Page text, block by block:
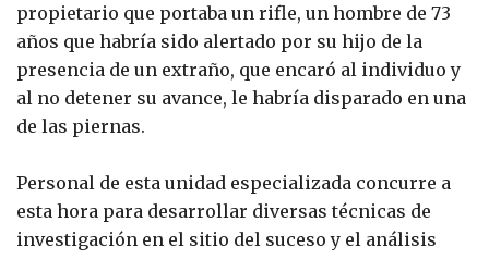
propietario que portaba un rifle, un hombre de 73
años que habría sido alertado por su hijo de la
presencia de un extraño, que encaró al individuo y
al no detener su avance, le habría disparado en una
de las piernas.
Personal de esta unidad especializada concurre a
esta hora para desarrollar diversas técnicas de
investigación en el sitio del suceso y el análisis